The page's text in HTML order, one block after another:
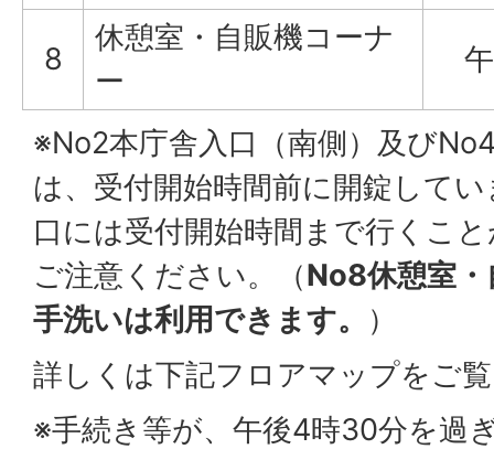
8
休憩室・自販機コーナ
ー
※No2本庁舎入口（南側）及び
は、受付開始時間前に開錠して
口には受付開始時間まで行くこ
ご注意ください。（No8休憩室
手洗いは利用できます。
）
詳しくは下記フロアマップをご
※手続き等が、午後4時30分を過